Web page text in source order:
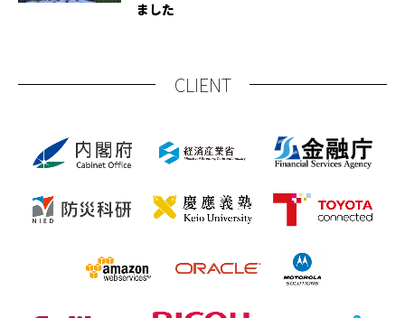
ました
CLIENT